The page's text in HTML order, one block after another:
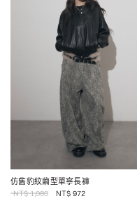
仿舊豹紋繭型單寧長褲
NT$ 1,080 NT$ 972